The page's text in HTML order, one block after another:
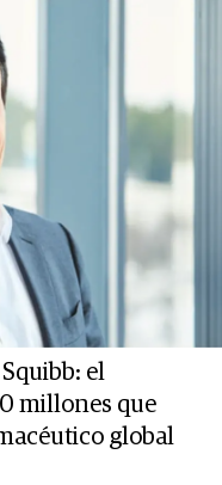
el
millones que
global